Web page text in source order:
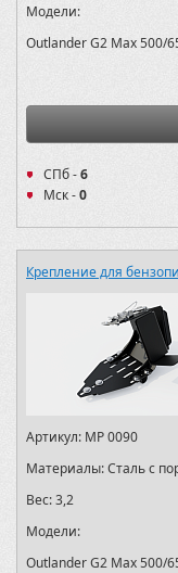
Модели:
Outlander G2 Max 500/
СПб -6
Мск -0
Крепление для
Артикул: MP 0090
Материалы:Сталь с
Вес:3,2
Модели:
Outlander G2 Max 500/